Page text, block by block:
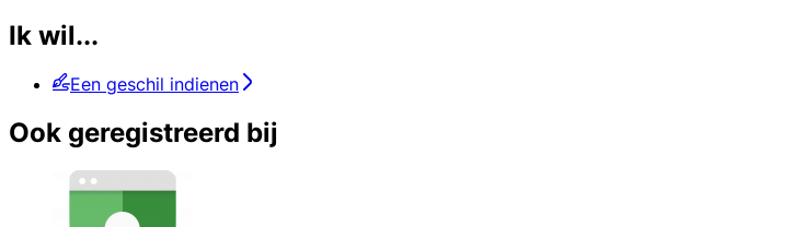
Ik wil...
Een geschil indienen
Ook geregistreerd bij